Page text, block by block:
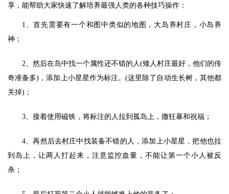
享，能帮助大家快速了解培养最强人类的各种技巧操作：
1、首先需要有一个和图中类似的地图，大岛养村庄，小岛养
神；
2、然后在岛中找一个属性还不错的人(矮人村庄最好，他们的传
奇准备多)，添加上小星星作为标注。(这里除了自动生长树，其他都
关掉)；
3、接着使用磁铁，将标注的人拉到孤岛上，撒狂暴和祝福；
4、再然后去村庄中找装备不错的人，添加上小星星，把他也拉
到岛上，让两人打起来，注意监控血量，不能让第一个小人被反
杀；